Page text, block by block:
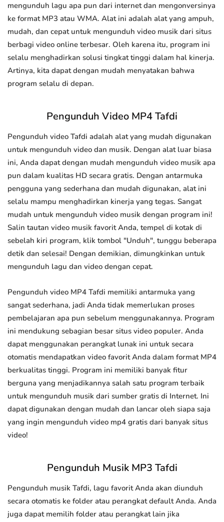
mengunduh lagu apa pun dari internet dan mengonversinya
ke format MP3 atau WMA. Alat ini adalah alat yang ampuh,
mudah, dan cepat untuk mengunduh video musik dari situs
berbagi video online terbesar. Oleh karena itu, program ini
selalu menghadirkan solusi tingkat tinggi dalam hal kinerja.
Artinya, kita dapat dengan mudah menyatakan bahwa
program selalu di depan.
Pengunduh Video MP4 Tafdi
Pengunduh video Tafdi adalah alat yang mudah digunakan
untuk mengunduh video dan musik. Dengan alat luar biasa
ini, Anda dapat dengan mudah mengunduh video musik apa
pun dalam kualitas HD secara gratis. Dengan antarmuka
pengguna yang sederhana dan mudah digunakan, alat ini
selalu mampu menghadirkan kinerja yang tegas. Sangat
mudah untuk mengunduh video musik dengan program ini!
Salin tautan video musik favorit Anda, tempel di kotak di
sebelah kiri program, klik tombol "Unduh", tunggu beberapa
detik dan selesai! Dengan demikian, dimungkinkan untuk
mengunduh lagu dan video dengan cepat.
Pengunduh video MP4 Tafdi memiliki antarmuka yang
sangat sederhana, jadi Anda tidak memerlukan proses
pembelajaran apa pun sebelum menggunakannya. Program
ini mendukung sebagian besar situs video populer. Anda
dapat menggunakan perangkat lunak ini untuk secara
otomatis mendapatkan video favorit Anda dalam format MP4
berkualitas tinggi. Program ini memiliki banyak fitur
berguna yang menjadikannya salah satu program terbaik
untuk mengunduh musik dari sumber gratis di Internet. Ini
dapat digunakan dengan mudah dan lancar oleh siapa saja
yang ingin mengunduh video mp4 gratis dari banyak situs
video!
Pengunduh Musik MP3 Tafdi
Pengunduh musik Tafdi, lagu favorit Anda akan diunduh
secara otomatis ke folder atau perangkat default Anda. Anda
juga dapat memilih folder atau perangkat lain jika